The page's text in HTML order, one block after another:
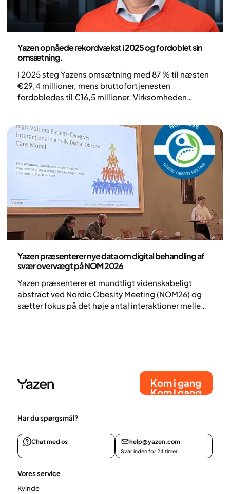
Yazen opnåede rekordvækst i 2025 og fordoblet sin
omsætning.
I 2025 steg Yazens omsætning med 87 % til næsten
€29,4 millioner, mens bruttofortjenesten
fordobledes til €16,5 millioner. Virksomheden
markeder i 2026. På trods af en EBITDA på –€5,7
millioner som følge af store vækstinvesteringer er
Yazen fortsat en førende aktør inden for behandling
af svær overvægt i Europa.
Yazen præsenterer nye data om digital behandling af
svær overvægt på NOM 2026
Yazen præsenterer et mundtligt videnskabeligt
abstract ved Nordic Obesity Meeting (NOM26) og
sætter fokus på det høje antal interaktioner mellem
Kom i gang
Kom i gang
Har du spørgsmål?
Chat med os help@yazen.com
Svar inden for 24 timer.
Vores service
Kvinde